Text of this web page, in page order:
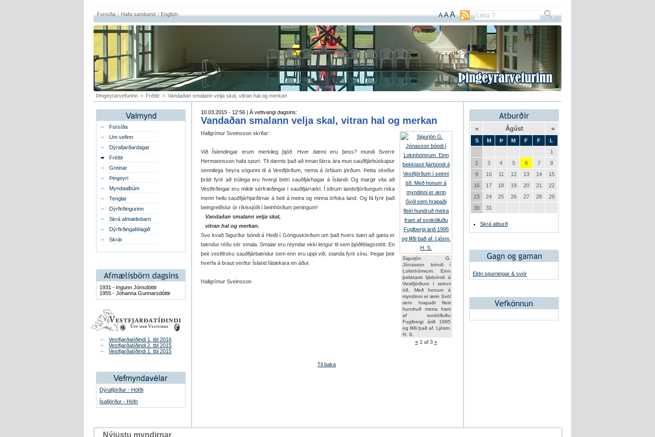
Forsíða Hafa samband English A AA
Þingeyrarvefurinn > Fréttir > Vandaðan smalann velja skal, vitran hal og merkan
Forsíða
Um vefinn
Dýrafjarðardagar
Fréttir
Greinar
Þingeyri
Myndaalbúm
Tenglar
Dýrfirðingurinn
Skrá afmælisbarn
Dýrfirðingafélagið
Skrár
1931 - Ingunn Jónsdóttir
1955 - Jóhanna Gunnarsdóttir
Vestfjarðatíðindi 1. tbl 2016
Vestfjarðatíðindi 2. tbl 2015
Vestfjarðatíðindi 1. tbl 2015
Dýrafjörður - Höfði
Ísafjörður - Höfn
10.03.2015 - 12:56 | Á vettvangi dagsins:
Vandaðan smalann velja skal, vitran hal og merkan
Sigurjón G.
Jónasson bóndi í
Lokinhömrum. Einn
þekktasti fjárbóndi á
Vestfjörðum í seinni
tíð. Með honum á
myndinni er ærin Svöl
sem hrapaði fleiri
hundruð metra fram
af svokölluðu
Fuglbergi árið 1995
og lifði það af. Ljósm.
H. S.
« 1 af 3 »
Hallgrímur Sveinsson skrifar:
Við Íslendingar erum merkileg þjóð. Hver dæmi eru þess? mundi Sverrir
Hermannsson hafa spurt. Til dæmis það að innan fárra ára mun sauðfjárbúskapur
sennilega heyra sögunni til á Vestfjörðum, nema á örfáum jörðum. Þetta skeður
þrátt fyrir að trúlega eru hvergi betri sauðfjárhagar á Íslandi. Og margir vita að
Vestfirðingar eru miklir sérfræðingar í sauðfjárrækt. Í öðrum landsfjórðungum reka
menn heilu sauðfjárhjarðirnar á beit á meira og minna örfoka land. Og fá fyrir það
beingreiðslur úr ríkissjóði í beinhörðum peningum!
Vandaðan smalann velja skal,
vitran hal og merkan.
Svo kvað Sigurður bóndi á Heiði í Gönguskörðum um það hvers bæri að gæta er
bændur réðu sér smala. Smalar eru reyndar ekki lengur til sem þjóðfélagsstétt. En
þeir vestfirsku sauðfjárbændur sem enn eru uppi við, standa fyrir sínu. Þegar þeir
hverfa á braut verður Ísland fátækara en áður.
Hallgrímur Sveinsson
Til baka
« Ágúst »
S M Þ M F F
L
1
2
3 4 5 6 7
8
9
10 11 12 13 14
15
16
17 18 19 20 21
22
23
24 25 26 27 28
29
30
31
Skrá atburð
Eldri spurningar & svör
Nýjustu myndirnar